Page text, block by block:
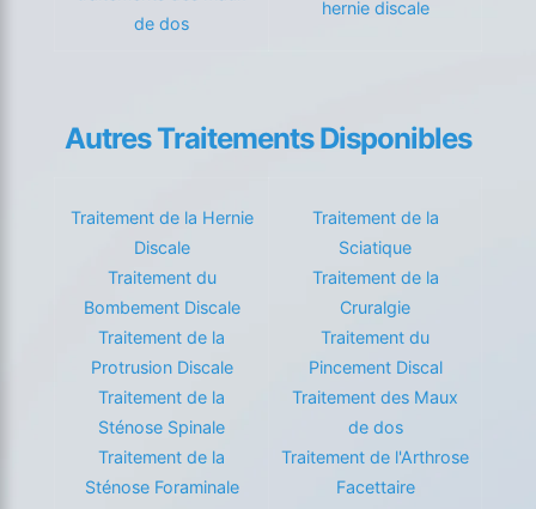
de dos
hernie discale
Autres Traitements Disponibles
Traitement de la Hernie
Discale
Traitement du
Bombement Discale
Traitement de la
Protrusion Discale
Traitement de la
Sténose Spinale
Traitement de la
Sténose Foraminale
Traitement de la
Sciatique
Traitement de la
Cruralgie
Traitement du
Pincement Discal
Traitement des Maux
de dos
Traitement de l'Arthrose
Facettaire